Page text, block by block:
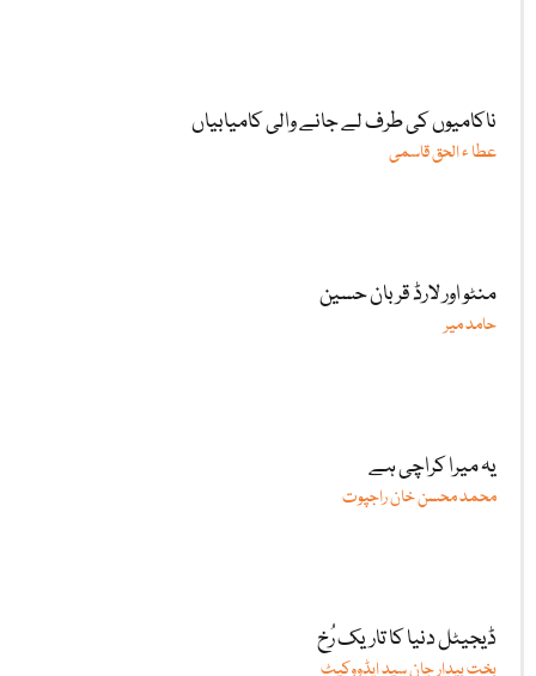
ناکامیوں کی طرف لے جانے والی کامیابیاں
عطا ء الحق قاسمی
منٹو اور لارڈ قربان حسین
حامد میر
یہ میرا کراچی ہے
محمد محسن خان راجپوت
ڈیجیٹل دنیا کا تاریک رُخ
بخت بیدار جان سید ایڈووکیٹ